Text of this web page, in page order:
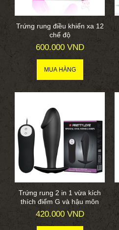
Trứng rung điều khiển xa 12
chế độ
600.000 VND
Trứng rung 2 in 1 vừa kích
thích điểm G và hậu môn
420.000 VND